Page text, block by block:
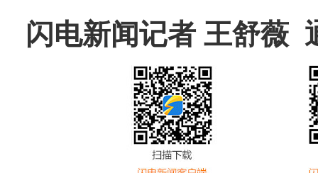
闪电新闻记者 王舒薇